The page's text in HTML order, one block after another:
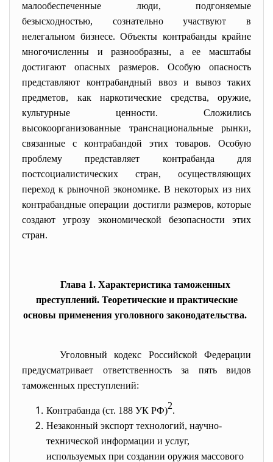
малообеспеченные люди, подгоняемые
безысходностью, сознательно участвуют в
нелегальном бизнесе. Объекты контрабанды крайне
многочисленны и разнообразны, а ее масштабы
достигают опасных размеров. Особую опасность
представляют контрабандный ввоз и вывоз таких
предметов, как наркотические средства, оружие,
культурные ценности. Сложились
высокоорганизованные транснациональные рынки,
связанные с контрабандой этих товаров. Особую
проблему представляет контрабанда для
постсоциалистических стран, осуществляющих
переход к рыночной экономике. В некоторых из них
контрабандные операции достигли размеров, которые
создают угрозу экономической безопасности этих
стран.
Глава 1. Характеристика таможенных
преступлений. Теоретические и практические
основы применения уголовного законодательства.
Уголовный кодекс Российской Федерации
предусматривает ответственность за пять видов
таможенных преступлений:
Контрабанда (ст. 188 УК РФ)2.
Незаконный экспорт технологий, научно-
технической информации и услуг,
используемых при создании оружия массового